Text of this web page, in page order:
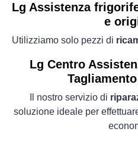
Lg Assistenza
e
Utilizziamo solo pezzi di
Lg Centro
Il nostro servizio di
soluzione ideale per